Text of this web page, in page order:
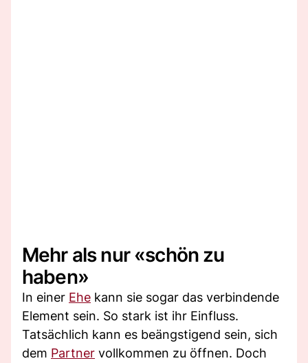
Mehr als nur «schön zu
haben»
In einer Ehe kann sie sogar das verbindende
Element sein. So stark ist ihr Einfluss.
Tatsächlich kann es beängstigend sein, sich
dem Partner vollkommen zu öffnen. Doch